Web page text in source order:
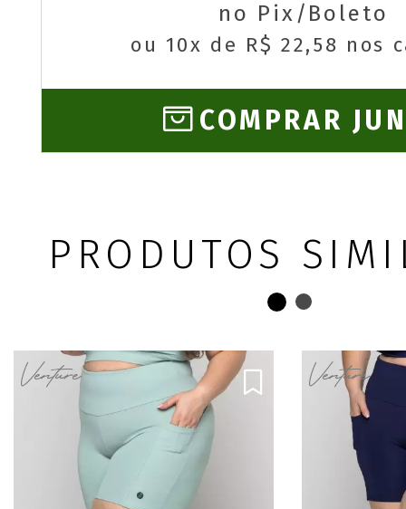
no Pix/Boleto
ou 10x de R$ 22,58 nos
COMPRAR
PRODUTOS